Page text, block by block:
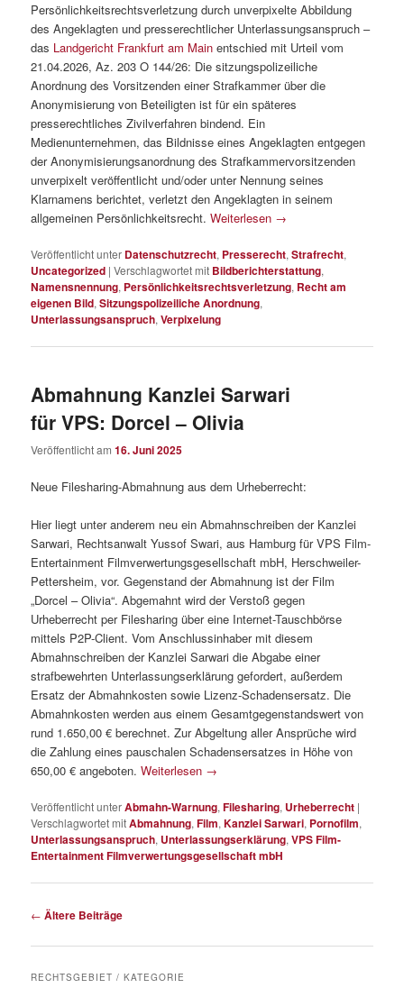
Persönlichkeitsrechtsverletzung durch unverpixelte Abbildung
des Angeklagten und presserechtlicher Unterlassungsanspruch –
das Landgericht Frankfurt am Main entschied mit Urteil vom
21.04.2026, Az. 203 O 144/26: Die sitzungspolizeiliche
Anordnung des Vorsitzenden einer Strafkammer über die
Anonymisierung von Beteiligten ist für ein späteres
presserechtliches Zivilverfahren bindend. Ein
Medienunternehmen, das Bildnisse eines Angeklagten entgegen
der Anonymisierungsanordnung des Strafkammervorsitzenden
unverpixelt veröffentlicht und/oder unter Nennung seines
Klarnamens berichtet, verletzt den Angeklagten in seinem
allgemeinen Persönlichkeitsrecht.Weiterlesen →
Veröffentlicht unter Datenschutzrecht, Presserecht,Strafrecht,
Uncategorized |Verschlagwortet mit Bildberichterstattung,
Namensnennung, Persönlichkeitsrechtsverletzung, Recht am
eigenen Bild,Sitzungspolizeiliche Anordnung,
Unterlassungsanspruch,Verpixelung
Abmahnung Kanzlei Sarwari
für VPS: Dorcel – Olivia
Veröffentlicht am16. Juni 2025
Neue Filesharing-Abmahnung aus dem Urheberrecht:
Hier liegt unter anderem neu ein Abmahnschreiben der Kanzlei
Sarwari, Rechtsanwalt Yussof Swari, aus Hamburg für VPS Film-
Entertainment Filmverwertungsgesellschaft mbH, Herschweiler-
Pettersheim, vor. Gegenstand der Abmahnung ist der Film
„Dorcel – Olivia“. Abgemahnt wird der Verstoß gegen
Urheberrecht per Filesharing über eine Internet-Tauschbörse
mittels P2P-Client. Vom Anschlussinhaber mit diesem
Abmahnschreiben der Kanzlei Sarwari die Abgabe einer
strafbewehrten Unterlassungserklärung gefordert, außerdem
Ersatz der Abmahnkosten sowie Lizenz-Schadensersatz. Die
Abmahnkosten werden aus einem Gesamtgegenstandswert von
rund 1.650,00 € berechnet. Zur Abgeltung aller Ansprüche wird
die Zahlung eines pauschalen Schadensersatzes in Höhe von
650,00 € angeboten.Weiterlesen →
Veröffentlicht unterAbmahn-Warnung,Filesharing, Urheberrecht |
Verschlagwortet mitAbmahnung,Film,Kanzlei Sarwari, Pornofilm,
Unterlassungsanspruch, Unterlassungserklärung,VPS Film-
Entertainment Filmverwertungsgesellschaft mbH
Beitragsnavigation
← Ältere Beiträge
RECHTSGEBIET / KATEGORIE